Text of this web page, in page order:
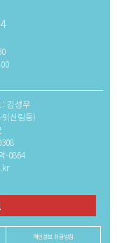
김성우
9(신림동)
-0864
개인정보 취급방침